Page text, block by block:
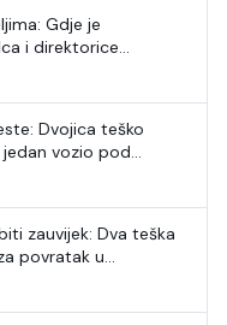
Gdje je
i direktorice
Dvojica teško
jedan vozio pod
zauvijek: Dva teška
povratak u